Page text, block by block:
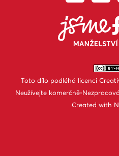
Toto dílo podléhá licenci
Neužívejte komerčně-
Created with